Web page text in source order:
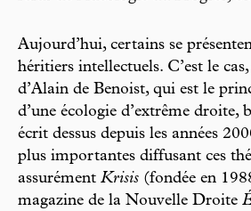
Aujourd’hui, certains se
héritiers intellectuels. C’est le
d’Alain de Benoist, qui est le
d’une écologie d’extrême droite,
écrit dessus depuis les années
plus importantes diffusant ces
assurément Krisis (fondée en
magazine de la Nouvelle Droite